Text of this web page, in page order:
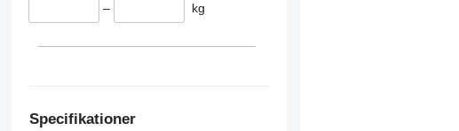
– kg
Specifikationer